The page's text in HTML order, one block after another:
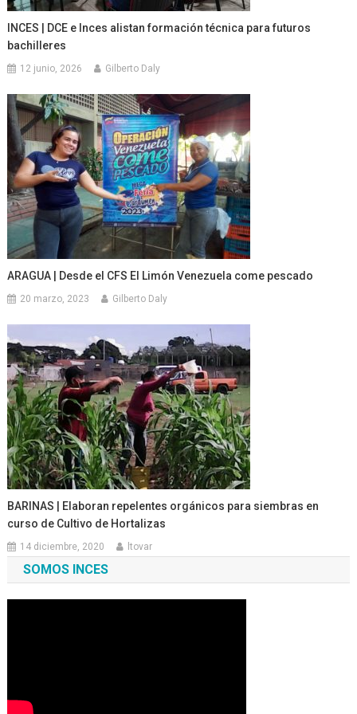
INCES | DCE e Inces alistan formación técnica para futuros
bachilleres
12 junio, 2026 Gilberto Daly
ARAGUA | Desde el CFS El Limón Venezuela come pescado
20 marzo, 2023 Gilberto Daly
BARINAS | Elaboran repelentes orgánicos para siembras en
curso de Cultivo de Hortalizas
14 diciembre, 2020 ltovar
SOMOS INCES